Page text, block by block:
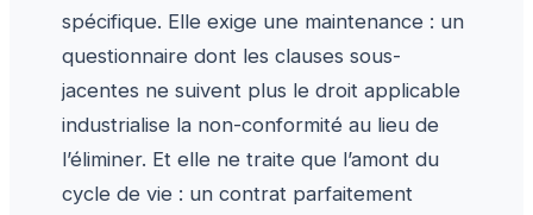
spécifique. Elle exige une maintenance : un
questionnaire dont les clauses sous-
jacentes ne suivent plus le droit applicable
industrialise la non-conformité au lieu de
l’éliminer. Et elle ne traite que l’amont du
cycle de vie : un contrat parfaitement